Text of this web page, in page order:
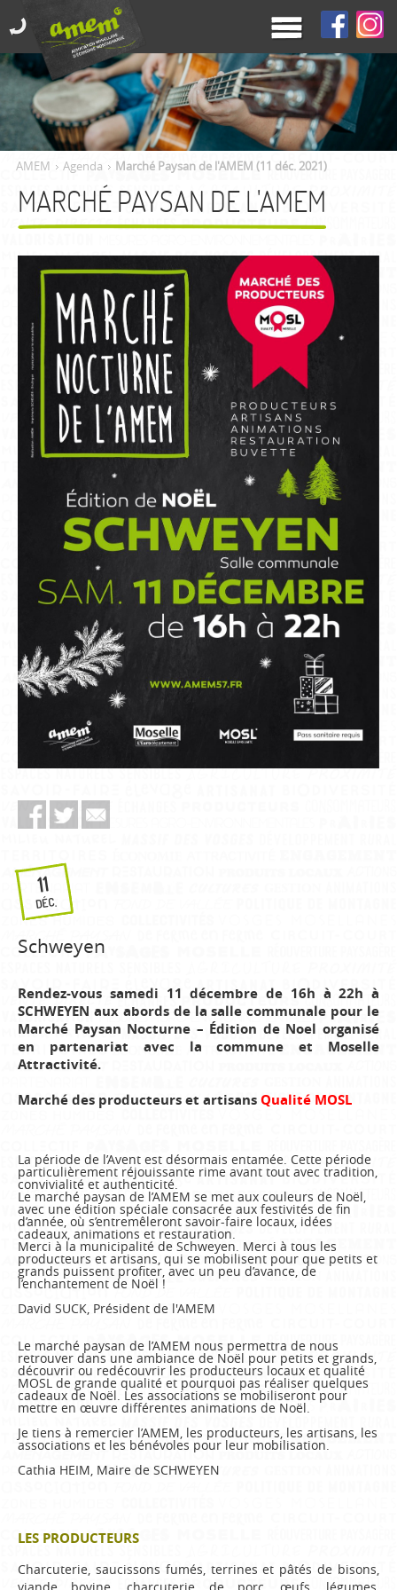
AMEM Agenda Marché Paysan de l'AMEM (11 déc. 2021)
MARCHÉ PAYSAN DE L'AMEM
11
DÉC.
Schweyen
Rendez-vous samedi 11 décembre de 16h à 22h à
SCHWEYEN aux abords de la salle communale pour le
Marché Paysan Nocturne – Édition de Noel organisé
en partenariat avec la commune et Moselle
Attractivité.
Marché des producteurs et artisansQualité MOSL
La période de l’Avent est désormais entamée. Cette période
particulièrement réjouissante rime avant tout avec tradition,
convivialité et authenticité.
Le marché paysan de l’AMEM se met aux couleurs de Noël,
avec une édition spéciale consacrée aux festivités de fin
d’année, où s’entremêleront savoir-faire locaux, idées
cadeaux, animations et restauration.
Merci à la municipalité de Schweyen. Merci à tous les
producteurs et artisans, qui se mobilisent pour que petits et
grands puissent profiter, avec un peu d’avance, de
l’enchantement de Noël !
David SUCK, Président de l'AMEM
Le marché paysan de l’AMEM nous permettra de nous
retrouver dans une ambiance de Noël pour petits et grands,
découvrir ou redécouvrir les producteurs locaux et qualité
MOSL de grande qualité et pourquoi pas réaliser quelques
cadeaux de Noël. Les associations se mobiliseront pour
mettre en œuvre différentes animations de Noël.
Je tiens à remercier l’AMEM, les producteurs, les artisans, les
associations et les bénévoles pour leur mobilisation.
Cathia HEIM, Maire de SCHWEYEN
LES PRODUCTEURS
Charcuterie, saucissons fumés, terrines et pâtés de bisons,
viande bovine, charcuterie de porc, œufs, légumes,